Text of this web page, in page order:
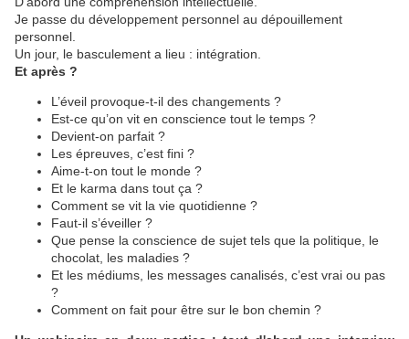
Je passe du développement personnel au dépouillement
personnel.
Un jour, le basculement a lieu : intégration.
Et après ?
L’éveil provoque-t-il des changements ?
Est-ce qu’on vit en conscience tout le temps ?
Devient-on parfait ?
Les épreuves, c’est fini ?
Aime-t-on tout le monde ?
Et le karma dans tout ça ?
Comment se vit la vie quotidienne ?
Faut-il s’éveiller ?
Que pense la conscience de sujet tels que la politique, le
chocolat, les maladies ?
Et les médiums, les messages canalisés, c’est vrai ou pas
?
Comment on fait pour être sur le bon chemin ?